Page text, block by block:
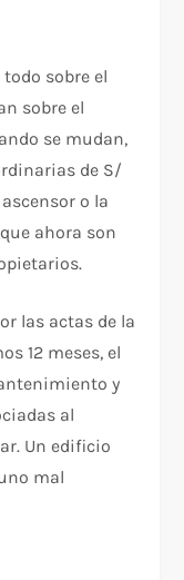
sobre el
sobre el
se mudan,
de S/
o la
ahora son
las actas de la
12 meses, el
y
al
Un edificio
mal